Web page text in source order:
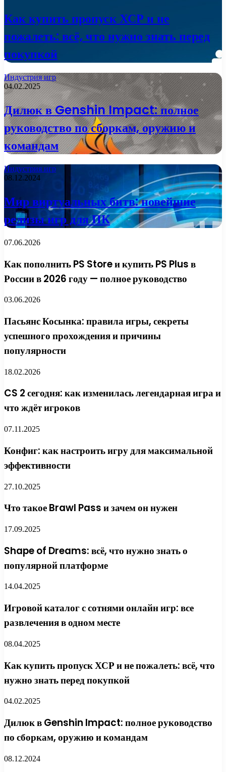
Как купить пропуск ХСР и не
пожалеть: всё, что нужно знать перед
покупкой
Индустрия игр
04.02.2025
Дилюк в Genshin Impact: полное
руководство по сборкам, оружию и
командам
Индустрия игр
08.12.2024
Мир виртуальных битв: новейшие
релизы игр для ПК
07.06.2026
Как пополнить PS Store и купить PS Plus в
России в 2026 году — полное руководство
03.06.2026
Пасьянс Косынка: правила игры, секреты
успешного прохождения и причины
популярности
18.02.2026
CS 2 сегодня: как изменилась легендарная игра и
что ждёт игроков
07.11.2025
Конфиг: как настроить игру для максимальной
эффективности
27.10.2025
Что такое Brawl Pass и зачем он нужен
17.09.2025
Shape of Dreams: всё, что нужно знать о
популярной платформе
14.04.2025
Игровой каталог с сотнями онлайн игр: все
развлечения в одном месте
08.04.2025
Как купить пропуск ХСР и не пожалеть: всё, что
нужно знать перед покупкой
04.02.2025
Дилюк в Genshin Impact: полное руководство
по сборкам, оружию и командам
08.12.2024